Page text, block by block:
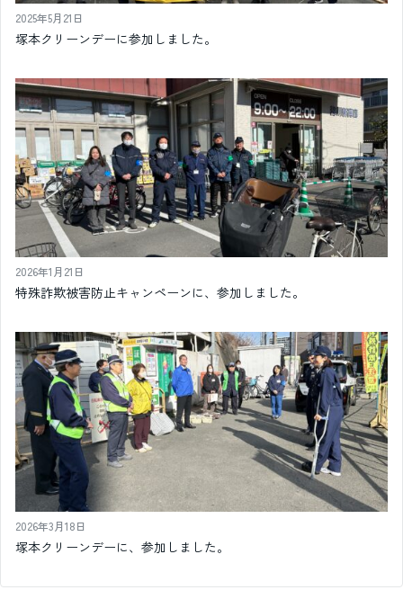
2025年5月21日
塚本クリーンデーに参加しました。
2026年1月21日
特殊詐欺被害防止キャンペーンに、参加しました。
2026年3月18日
塚本クリーンデーに、参加しました。